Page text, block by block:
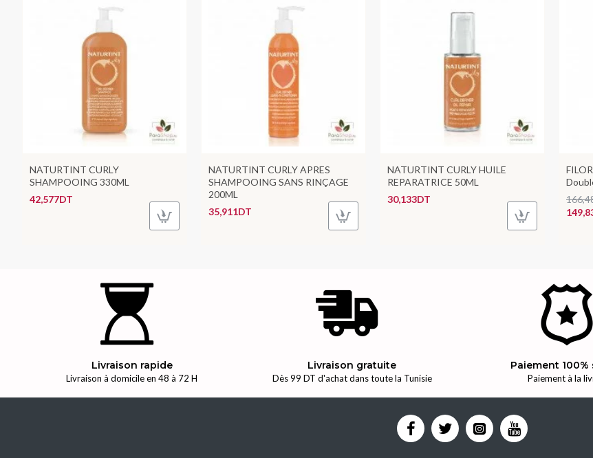
NATURTINT CURLY
SHAMPOOING 330ML
42,577DT
NATURTINT CURLY APRES
SHAMPOOING SANS RINÇAGE
200ML
35,911DT
NATURTINT CURLY HUILE
REPARATRICE 50ML
30,133DT
Livraison rapide
Livraison à domicile en 48 à 72 H
Livraison gratuite
Dès 99 DT d'achat dans toute la Tunisie
Paiement 100%
Paiement à la